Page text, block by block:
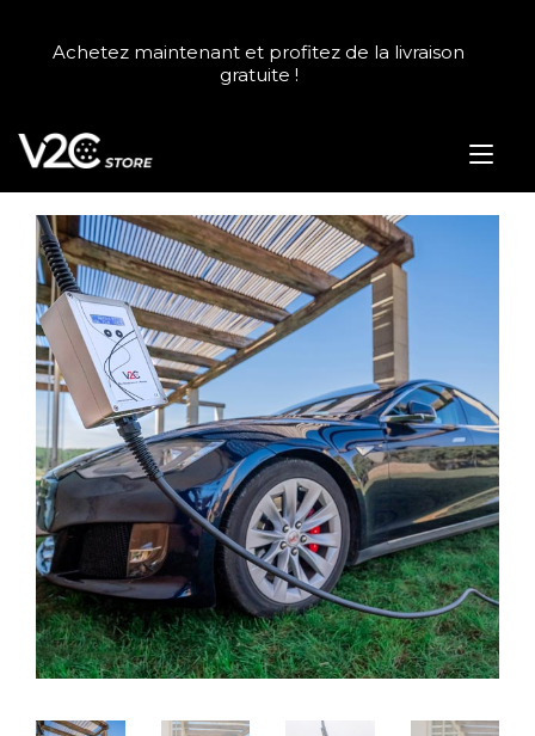
contentAchetez maintenant et profitez de la livraison
gratuite !